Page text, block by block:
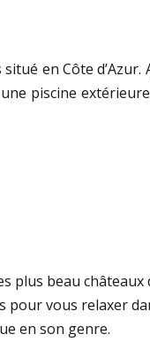
en Côte
piscine
plus beau châteaux
pour vous relaxer
en son genre.